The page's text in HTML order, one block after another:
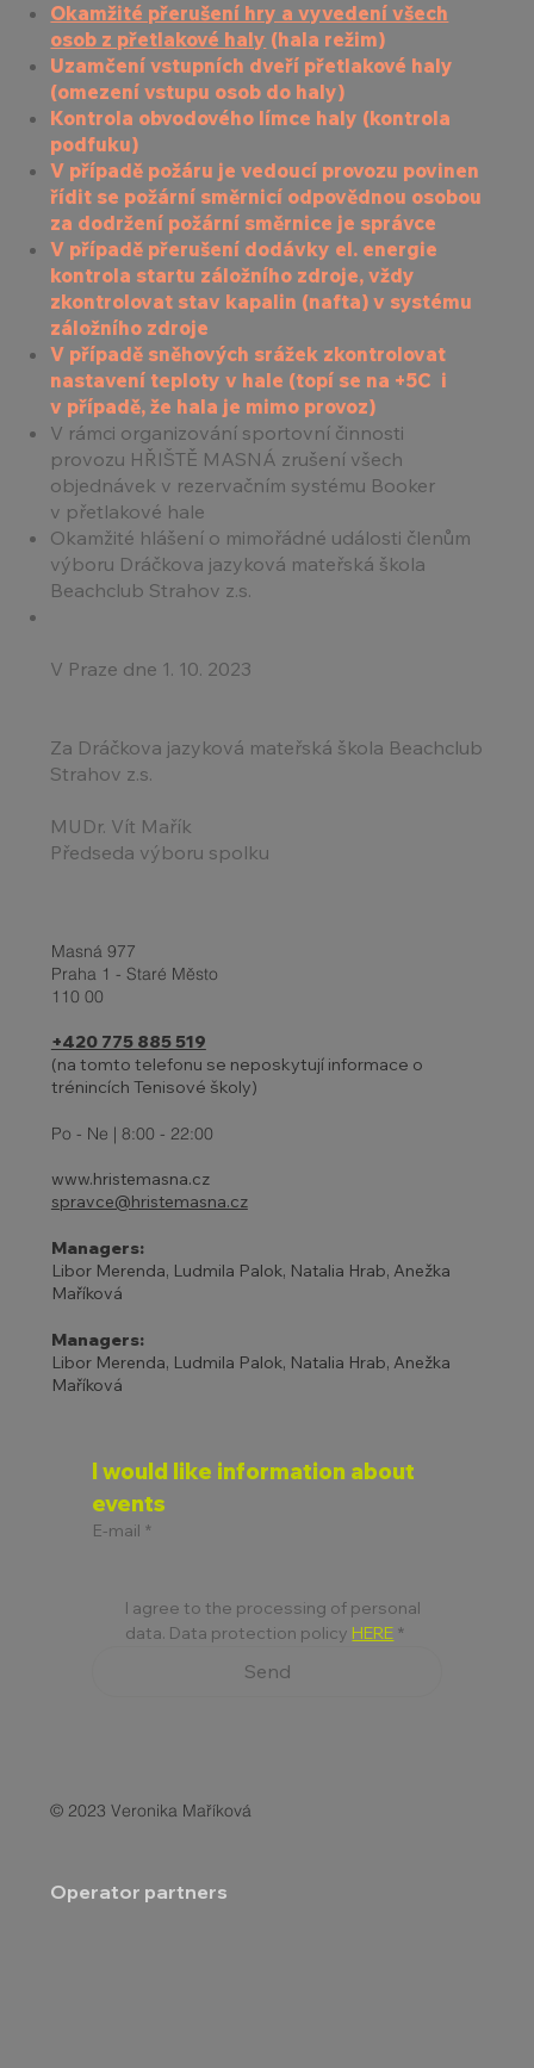
Okamžité přerušení hry a vyvedení všech
osob z přetlakové haly (hala režim)
Uzamčení vstupních dveří přetlakové haly
(omezení vstupu osob do haly)
Kontrola obvodového límce haly (kontrola
podfuku)
V případě požáru je vedoucí provozu povinen
řídit se požární směrnicí odpovědnou osobou
za dodržení požární směrnice je správce
V případě přerušení dodávky el. energie
kontrola startu záložního zdroje, vždy
zkontrolovat stav kapalin (nafta) v systému
záložního zdroje
V případě sněhových srážek zkontrolovat
nastavení teploty v hale (topí se na +5C i
v případě, že hala je mimo provoz)
V rámci organizování sportovní činnosti
provozu HŘIŠTĚ MASNÁ zrušení všech
objednávek v rezervačním systému Booker
v přetlakové hale
Okamžité hlášení o mimořádné události členům
výboru Dráčkova jazyková mateřská škola
Beachclub Strahov z.s.
V Praze dne 1. 10. 2023
Za Dráčkova jazyková mateřská škola Beachclub
Strahov z.s.
MUDr. Vít Mařík
Předseda výboru spolku
Masná 977
Praha 1 - Staré Město
110 00
+420 775 885 519
(na tomto telefonu se neposkytují informace o
trénincích Tenisové školy)
Po - Ne | 8:00 - 22:00
www.hristemasna.cz
spravce@hristemasna.cz
Managers:
Libor Merenda, Ludmila Palok, Natalia Hrab, Anežka
Maříková
Managers:
Libor Merenda, Ludmila Palok, Natalia Hrab, Anežka
Maříková
I would like information about
events
E-mail *
I agree to the processing of personal
data. Data protection policy HERE *
Send
© 2023 Veronika Maříková
Operator partners